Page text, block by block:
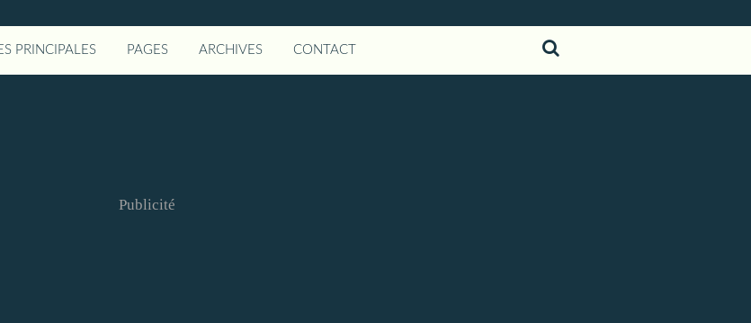
PRINCIPALES PAGES ARCHIVES CONTACT
Publicité